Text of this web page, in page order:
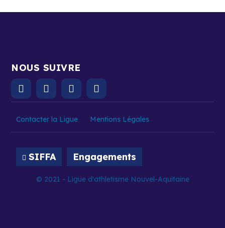
NOUS SUIVRE
Contacter la Ligue Mentions Légales
SIFFA Engagements
© 2021 - Ligue d'athletisme Nouvel-Aquitaine